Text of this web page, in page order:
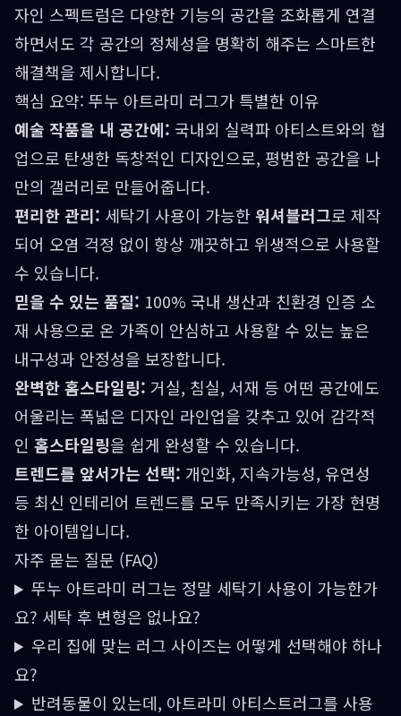
자인 스펙트럼은 다양한 기능의 공간을 조화롭게 연결
하면서도 각 공간의 정체성을 명확히 해주는 스마트한
해결책을 제시합니다.
핵심 요약: 뚜누 아트라미 러그가 특별한 이유
예술 작품을 내 공간에: 국내외 실력파 아티스트와의 협
업으로 탄생한 독창적인 디자인으로, 평범한 공간을 나
만의 갤러리로 만들어줍니다.
편리한 관리: 세탁기 사용이 가능한 워셔블러그로 제작
되어 오염 걱정 없이 항상 깨끗하고 위생적으로 사용할
수 있습니다.
믿을 수 있는 품질: 100% 국내 생산과 친환경 인증 소
재 사용으로 온 가족이 안심하고 사용할 수 있는 높은
내구성과 안정성을 보장합니다.
완벽한 홈스타일링: 거실, 침실, 서재 등 어떤 공간에도
어울리는 폭넓은 디자인 라인업을 갖추고 있어 감각적
인 홈스타일링을 쉽게 완성할 수 있습니다.
트렌드를 앞서가는 선택: 개인화, 지속가능성, 유연성
등 최신 인테리어 트렌드를 모두 만족시키는 가장 현명
한 아이템입니다.
자주 묻는 질문 (FAQ)
뚜누 아트라미 러그는 정말 세탁기 사용이 가능한가
요? 세탁 후 변형은 없나요?
우리 집에 맞는 러그 사이즈는 어떻게 선택해야 하나
요?
반려동물이 있는데, 아트라미 아티스트러그를 사용